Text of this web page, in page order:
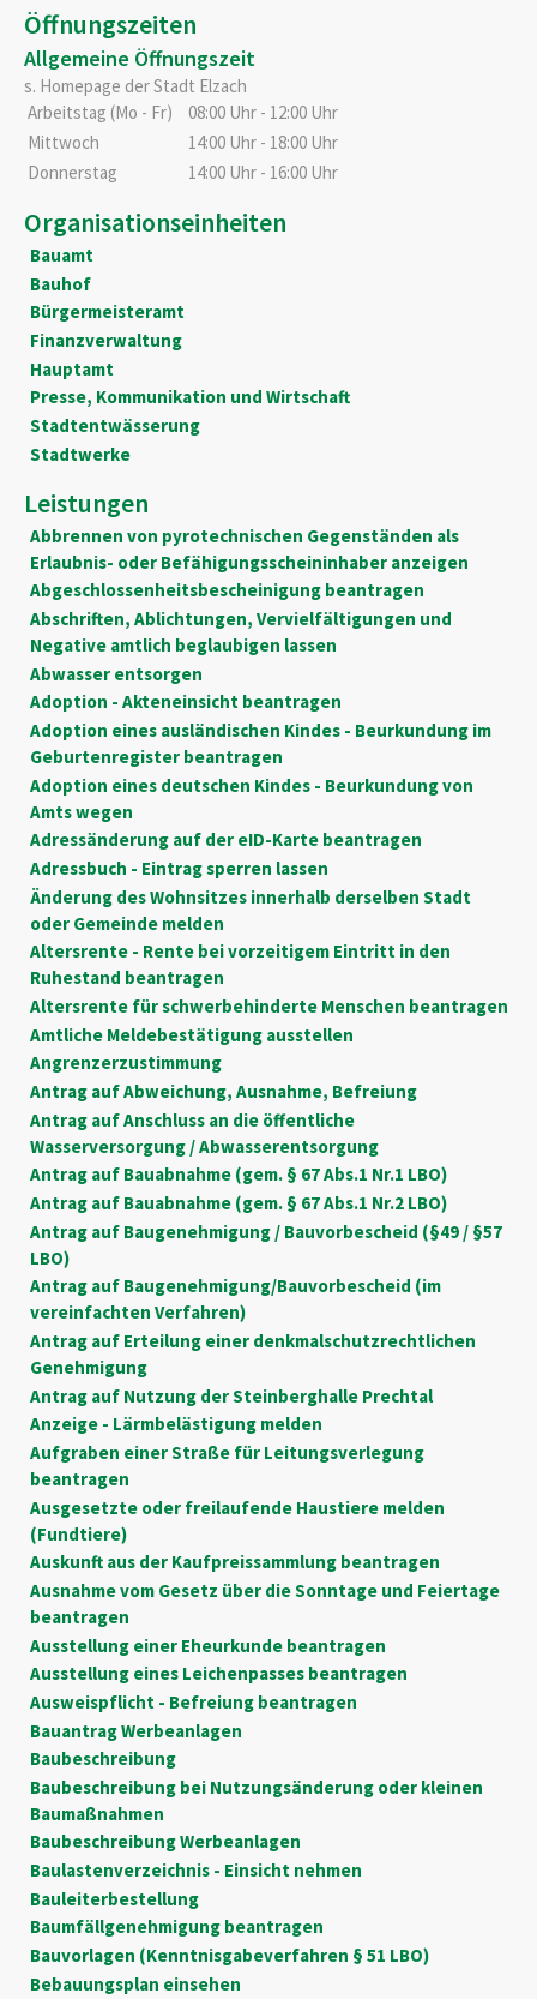
Öffnungszeiten
Allgemeine Öffnungszeit
s. Homepage der Stadt Elzach
Arbeitstag (Mo - Fr)
08:00 Uhr - 12:00 Uhr
Mittwoch
14:00 Uhr - 18:00 Uhr
Donnerstag
14:00 Uhr - 16:00 Uhr
Organisationseinheiten
Bauamt
Bauhof
Bürgermeisteramt
Finanzverwaltung
Hauptamt
Presse, Kommunikation und Wirtschaft
Stadtentwässerung
Stadtwerke
Leistungen
Abbrennen von pyrotechnischen Gegenständen als
Erlaubnis- oder Befähigungsscheininhaber anzeigen
Abgeschlossenheitsbescheinigung beantragen
Abschriften, Ablichtungen, Vervielfältigungen und
Negative amtlich beglaubigen lassen
Abwasser entsorgen
Adoption - Akteneinsicht beantragen
Adoption eines ausländischen Kindes - Beurkundung im
Geburtenregister beantragen
Adoption eines deutschen Kindes - Beurkundung von
Amts wegen
Adressänderung auf der eID-Karte beantragen
Adressbuch - Eintrag sperren lassen
Änderung des Wohnsitzes innerhalb derselben Stadt
oder Gemeinde melden
Altersrente - Rente bei vorzeitigem Eintritt in den
Ruhestand beantragen
Altersrente für schwerbehinderte Menschen beantragen
Amtliche Meldebestätigung ausstellen
Angrenzerzustimmung
Antrag auf Abweichung, Ausnahme, Befreiung
Antrag auf Anschluss an die öffentliche
Wasserversorgung / Abwasserentsorgung
Antrag auf Bauabnahme (gem. § 67 Abs.1 Nr.1 LBO)
Antrag auf Bauabnahme (gem. § 67 Abs.1 Nr.2 LBO)
Antrag auf Baugenehmigung / Bauvorbescheid (§49 / §57
LBO)
Antrag auf Baugenehmigung/Bauvorbescheid (im
vereinfachten Verfahren)
Antrag auf Erteilung einer denkmalschutzrechtlichen
Genehmigung
Antrag auf Nutzung der Steinberghalle Prechtal
Anzeige - Lärmbelästigung melden
Aufgraben einer Straße für Leitungsverlegung
beantragen
Ausgesetzte oder freilaufende Haustiere melden
(Fundtiere)
Auskunft aus der Kaufpreissammlung beantragen
Ausnahme vom Gesetz über die Sonntage und Feiertage
beantragen
Ausstellung einer Eheurkunde beantragen
Ausstellung eines Leichenpasses beantragen
Ausweispflicht - Befreiung beantragen
Bauantrag Werbeanlagen
Baubeschreibung
Baubeschreibung bei Nutzungsänderung oder kleinen
Baumaßnahmen
Baubeschreibung Werbeanlagen
Baulastenverzeichnis - Einsicht nehmen
Bauleiterbestellung
Baumfällgenehmigung beantragen
Bauvorlagen (Kenntnisgabeverfahren § 51 LBO)
Bebauungsplan einsehen